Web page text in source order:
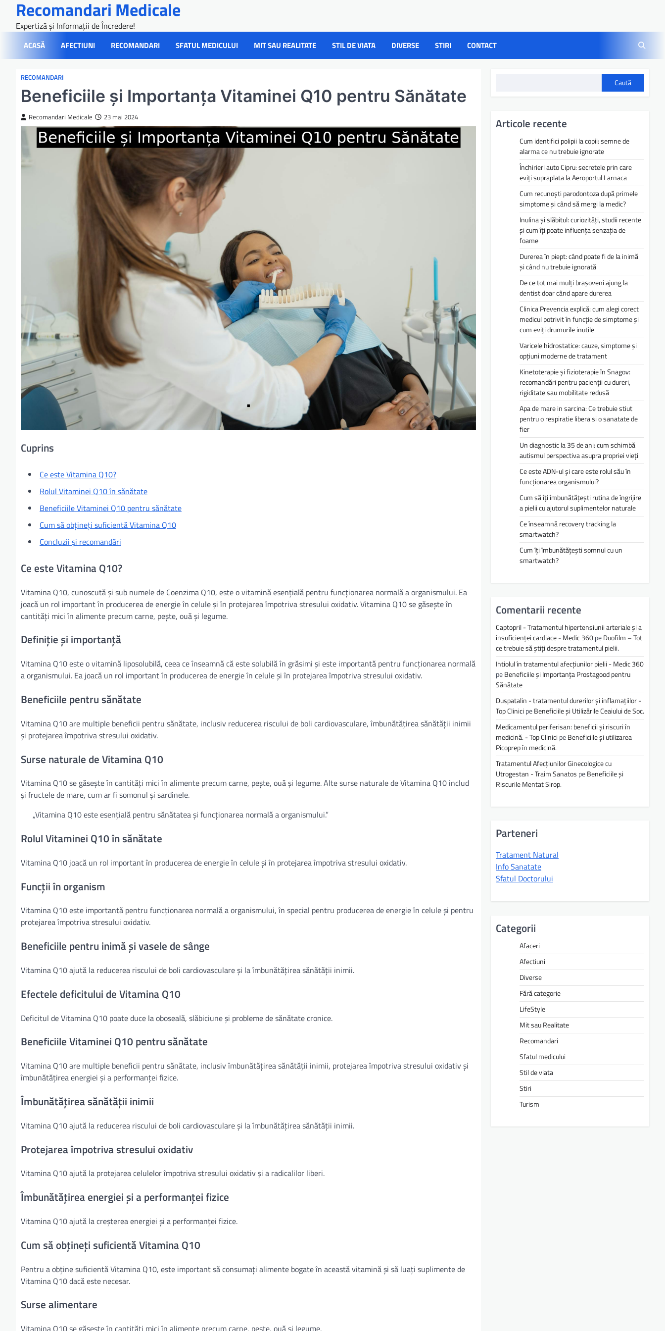
content
Recomandari Medicale
Expertiză și Informații de Încredere!
ACASĂ AFECTIUNI RECOMANDARI SFATUL MEDICULUI MIT SAU REALITATE STIL DE VIATA DIVERSE STIRI CONTACT
RECOMANDARI
Beneficiile și Importanța Vitaminei Q10 pentru Sănătate
Recomandari Medicale 23 mai 2024
Cuprins
Ce este Vitamina Q10?
Rolul Vitaminei Q10 în sănătate
Beneficiile Vitaminei Q10 pentru sănătate
Cum să obțineți suficientă Vitamina Q10
Concluzii și recomandări
Ce este Vitamina Q10?
Vitamina Q10, cunoscută și sub numele de Coenzima Q10, este o vitamină esențială pentru funcționarea normală a organismului. Ea
joacă un rol important în producerea de energie în celule și în protejarea împotriva stresului oxidativ. Vitamina Q10 se găsește în
cantități mici în alimente precum carne, pește, ouă și legume.
Definiție și importanță
Vitamina Q10 este o vitamină liposolubilă, ceea ce înseamnă că este solubilă în grăsimi și este importantă pentru funcționarea normală
a organismului. Ea joacă un rol important în producerea de energie în celule și în protejarea împotriva stresului oxidativ.
Beneficiile pentru sănătate
Vitamina Q10 are multiple beneficii pentru sănătate, inclusiv reducerea riscului de boli cardiovasculare, îmbunătățirea sănătății inimii
și protejarea împotriva stresului oxidativ.
Surse naturale de Vitamina Q10
Vitamina Q10 se găsește în cantități mici în alimente precum carne, pește, ouă și legume. Alte surse naturale de Vitamina Q10 includ
și fructele de mare, cum ar fi somonul și sardinele.
„Vitamina Q10 este esențială pentru sănătatea și funcționarea normală a organismului.”
Rolul Vitaminei Q10 în sănătate
Vitamina Q10 joacă un rol important în producerea de energie în celule și în protejarea împotriva stresului oxidativ.
Funcții în organism
Vitamina Q10 este importantă pentru funcționarea normală a organismului, în special pentru producerea de energie în celule și pentru
protejarea împotriva stresului oxidativ.
Beneficiile pentru inimă și vasele de sânge
Vitamina Q10 ajută la reducerea riscului de boli cardiovasculare și la îmbunătățirea sănătății inimii.
Efectele deficitului de Vitamina Q10
Deficitul de Vitamina Q10 poate duce la oboseală, slăbiciune și probleme de sănătate cronice.
Beneficiile Vitaminei Q10 pentru sănătate
Vitamina Q10 are multiple beneficii pentru sănătate, inclusiv îmbunătățirea sănătății inimii, protejarea împotriva stresului oxidativ și
îmbunătățirea energiei și a performanței fizice.
Îmbunătățirea sănătății inimii
Vitamina Q10 ajută la reducerea riscului de boli cardiovasculare și la îmbunătățirea sănătății inimii.
Protejarea împotriva stresului oxidativ
Vitamina Q10 ajută la protejarea celulelor împotriva stresului oxidativ și a radicalilor liberi.
Îmbunătățirea energiei și a performanței fizice
Vitamina Q10 ajută la creșterea energiei și a performanței fizice.
Cum să obțineți suficientă Vitamina Q10
Pentru a obține suficientă Vitamina Q10, este important să consumați alimente bogate în această vitamină și să luați suplimente de
Vitamina Q10 dacă este necesar.
Surse alimentare
Caută
Articole recente
Cum identifici polipii la copii: semne de
alarma ce nu trebuie ignorate
Închirieri auto Cipru: secretele prin care
eviți supraplata la Aeroportul Larnaca
Cum recunoști parodontoza după primele
simptome și când să mergi la medic?
Inulina și slăbitul: curiozități, studii recente
și cum îți poate influența senzația de
foame
Durerea în piept: când poate fi de la inimă
și când nu trebuie ignorată
De ce tot mai mulți brașoveni ajung la
dentist doar când apare durerea
Clinica Prevencia explică: cum alegi corect
medicul potrivit în funcție de simptome și
cum eviți drumurile inutile
Varicele hidrostatice: cauze, simptome și
opțiuni moderne de tratament
Kinetoterapie și fizioterapie în Snagov:
recomandări pentru pacienții cu dureri,
rigiditate sau mobilitate redusă
Apa de mare in sarcina: Ce trebuie stiut
pentru o respiratie libera si o sanatate de
fier
Un diagnostic la 35 de ani: cum schimbă
autismul perspectiva asupra propriei vieți
Ce este ADN-ul și care este rolul său în
funcționarea organismului?
Cum să îți îmbunătățești rutina de îngrijire
a pielii cu ajutorul suplimentelor naturale
Ce înseamnă recovery tracking la
smartwatch?
Cum îți îmbunătățești somnul cu un
smartwatch?
Comentarii recente
Captopril - Tratamentul hipertensiunii arteriale și a
insuficienței cardiace - Medic 360peDuofilm – Tot
ce trebuie să știți despre tratamentul pielii.
Ihtiolul în tratamentul afecțiunilor pielii - Medic 360
peBeneficiile și Importanța Prostagood pentru
Sănătate
Duspatalin - tratamentul durerilor și inflamațiilor -
Top Clinici peBeneficiile și Utilizările Ceaiului de Soc.
Medicamentul periferisan: beneficii și riscuri în
medicină. - Top Clinici peBeneficiile și utilizarea
Picoprep în medicină.
Tratamentul Afecțiunilor Ginecologice cu
Utrogestan - Traim Sanatos peBeneficiile și
Riscurile Mentat Sirop.
Parteneri
Tratament Natural
Info Sanatate
Sfatul Doctorului
Categorii
Afaceri
Afectiuni
Diverse
Fără categorie
LifeStyle
Mit sau Realitate
Recomandari
Sfatul medicului
Stil de viata
Stiri
Turism